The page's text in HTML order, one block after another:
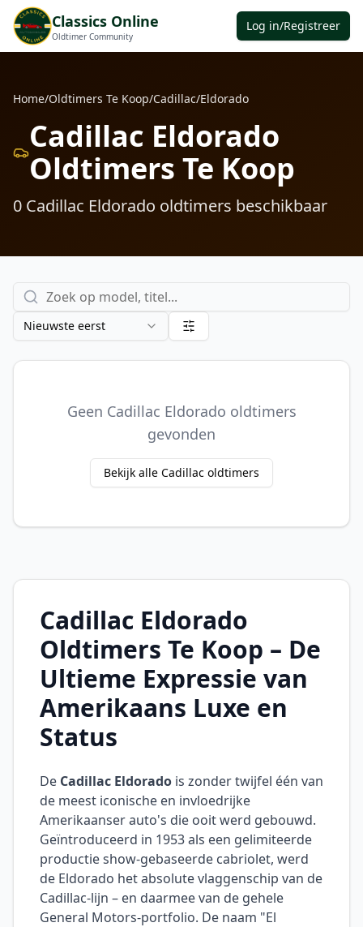
Classics Online
Oldtimer Community
Log in/Registreer
Home/Oldtimers Te Koop/Cadillac/Eldorado
Cadillac Eldorado
Oldtimers Te Koop
0 Cadillac Eldorado oldtimers beschikbaar
Nieuwste eerst
Geen Cadillac Eldorado oldtimers
gevonden
Bekijk alle Cadillac oldtimers
Cadillac Eldorado
Oldtimers Te Koop – De
Ultieme Expressie van
Amerikaans Luxe en
Status
De Cadillac Eldorado is zonder twijfel één van
de meest iconische en invloedrijke
Amerikaanser auto's die ooit werd gebouwd.
Geïntroduceerd in 1953 als een gelimiteerde
productie show-gebaseerde cabriolet, werd
de Eldorado het absolute vlaggenschip van de
Cadillac-lijn – en daarmee van de gehele
General Motors-portfolio. De naam "El